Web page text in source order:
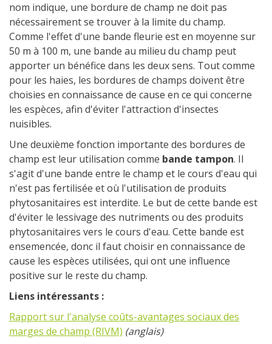
nom indique, une bordure de champ ne doit pas
nécessairement se trouver à la limite du champ.
Comme l'effet d'une bande fleurie est en moyenne sur
50 m à 100 m, une bande au milieu du champ peut
apporter un bénéfice dans les deux sens. Tout comme
pour les haies, les bordures de champs doivent être
choisies en connaissance de cause en ce qui concerne
les espèces, afin d'éviter l'attraction d'insectes
nuisibles.
Une deuxième fonction importante des bordures de
champ est leur utilisation comme bande tampon. Il
s'agit d'une bande entre le champ et le cours d'eau qui
n'est pas fertilisée et où l'utilisation de produits
phytosanitaires est interdite. Le but de cette bande est
d'éviter le lessivage des nutriments ou des produits
phytosanitaires vers le cours d'eau. Cette bande est
ensemencée, donc il faut choisir en connaissance de
cause les espèces utilisées, qui ont une influence
positive sur le reste du champ.
Liens intéressants :
Rapport sur l'analyse coûts-avantages sociaux des
marges de champ (RIVM) (anglais)